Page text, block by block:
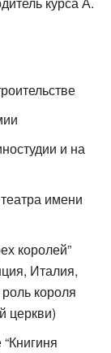
и на
имени
королей”
Италия,
короля
церкви)